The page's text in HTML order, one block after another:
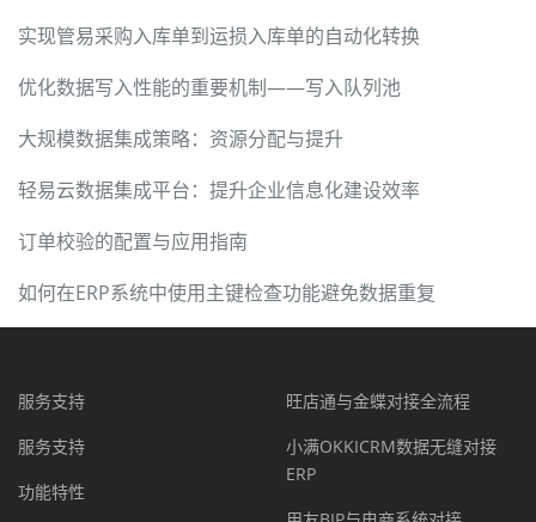
实现管易采购入库单到运损入库单的自动化转换
优化数据写入性能的重要机制——写入队列池
大规模数据集成策略：资源分配与提升
轻易云数据集成平台：提升企业信息化建设效率
订单校验的配置与应用指南
如何在ERP系统中使用主键检查功能避免数据重复
服务支持
服务支持
功能特性
旺店通与金蝶对接全流程
小满OKKICRM数据无缝对接
ERP